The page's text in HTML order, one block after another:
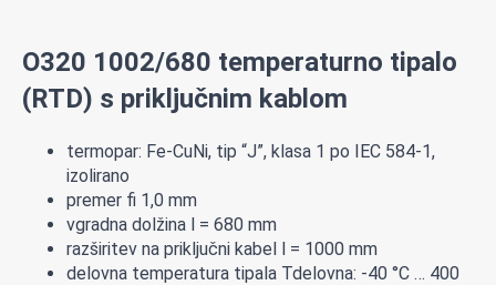
O320 1002/680 temperaturno tipalo
(RTD) s priključnim kablom
termopar: Fe-CuNi, tip “J”, klasa 1 po IEC 584-1,
izolirano
premer fi 1,0 mm
vgradna dolžina l = 680 mm
razširitev na priključni kabel l = 1000 mm
delovna temperatura tipala Tdelovna: -40 °C … 400